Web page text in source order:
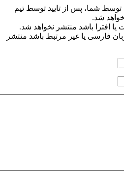
شما، پس از تایید توسط تیم
شد.
یا افترا باشد منتشر نخواهد شد.
فارسی یا غیر مرتبط باشد منتشر